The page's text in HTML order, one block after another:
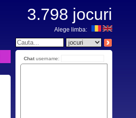
3.798 jocuri
Alege limba:
Chat username: